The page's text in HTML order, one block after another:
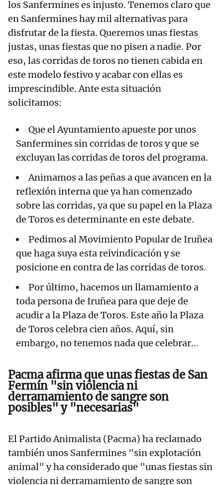
los Sanfermines es injusto. Tenemos claro que
en Sanfermines hay mil alternativas para
disfrutar de la fiesta. Queremos unas fiestas
justas, unas fiestas que no pisen a nadie. Por
eso, las corridas de toros no tienen cabida en
este modelo festivo y acabar con ellas es
imprescindible. Ante esta situación
solicitamos:
Que el Ayuntamiento apueste por unos
Sanfermines sin corridas de toros y que se
excluyan las corridas de toros del programa.
Animamos a las peñas a que avancen en la
reflexión interna que ya han comenzado
sobre las corridas, ya que su papel en la Plaza
de Toros es determinante en este debate.
Pedimos al Movimiento Popular de Iruñea
que haga suya esta reivindicación y se
posicione en contra de las corridas de toros.
Por último, hacemos un llamamiento a
toda persona de Iruñea para que deje de
acudir a la Plaza de Toros. Este año la Plaza
de Toros celebra cien años. Aquí, sin
embargo, no tenemos nada que celebrar...
Pacma afirma que unas fiestas de San
Fermín "sin violencia ni
derramamiento de sangre son
posibles" y "necesarias"
El Partido Animalista (Pacma) ha reclamado
también unos Sanfermines "sin explotación
animal" y ha considerado que "unas fiestas sin
violencia ni derramamiento de sangre son